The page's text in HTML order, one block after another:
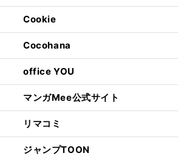
Cookie
Cocohana
office YOU
マンガMee公式サイト
リマコミ
ジャンプTOON